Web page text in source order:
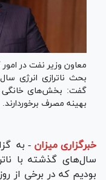
معاون وزیر نفت در امور
بحث ناترازی انرژی
گفت: بخش‌های خانگی و
بهینه مصرف برخوردارند.
خبرگزاری میزان - به
سال‌های گذشته با